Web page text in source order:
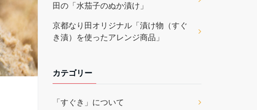
田の「水茄子のぬか漬け」
京都なり田オリジナル「漬け物（すぐ
き漬）を使ったアレンジ商品」
カテゴリー
「すぐき」について